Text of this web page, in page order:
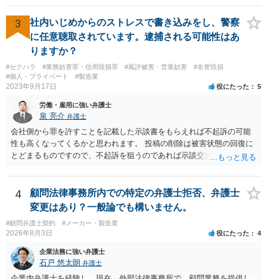
とも不正競争防止法上の問題は生じうると思います。
3
社内いじめからのストレスで書き込みをし、警察
に任意聴取されています。逮捕される可能性はあ
りますか？
#セクハラ #業務妨害罪・信用毀損罪 #風評被害・営業妨害
#名誉毀損
#個人・プライベート
#製造業
2023年9月17日 役にたった 5
労働・雇用に強い弁護士
泉 亮介 弁護士
会社側から罪を許すことを記載した示談書をもらえれば不起訴の可能
性も高くなってくるかと思われます。 投稿の削除は被害状態の回復に
とどまるものですので、不起訴を狙うのであれば示談交渉はされた方
4
顧問法律事務所内での特定の弁護士拒否、弁護士
変更はあり？一般論でも構いません。
#顧問弁護士契約 #メーカー・製造業
2026年8月3日 役にたった 4
企業法務に強い弁護士
石戸 悠太朗 弁護士